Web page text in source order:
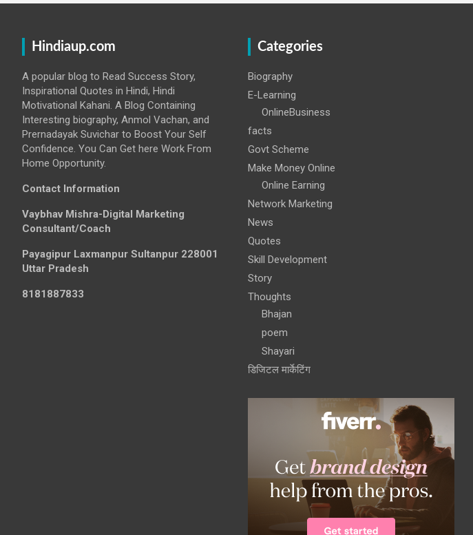
Hindiaup.com
A popular blog to Read Success Story,
Inspirational Quotes in Hindi, Hindi
Motivational Kahani. A Blog Containing
Interesting biography, Anmol Vachan, and
Prernadayak Suvichar to Boost Your Self
Confidence. You Can Get here Work From
Home Opportunity.
Contact Information
Vaybhav Mishra-Digital Marketing
Consultant/Coach
Payagipur Laxmanpur Sultanpur 228001
Uttar Pradesh
8181887833
Categories
Biography
E-Learning
OnlineBusiness
facts
Govt Scheme
Make Money Online
Online Earning
Network Marketing
News
Quotes
Skill Development
Story
Thoughts
Bhajan
poem
Shayari
डिजिटल मार्केटिंग